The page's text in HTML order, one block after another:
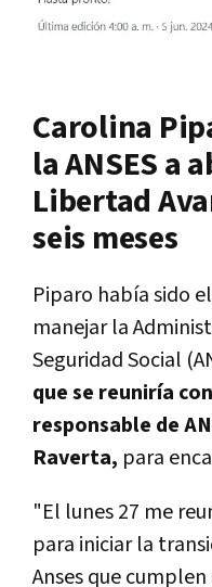
Carolina
la ANSES a
Libertad
seis meses
Piparo había sido
manejar la
Seguridad Social
que se reuniría
responsable de
Raverta, para
"El lunes 27 me
para iniciar la
Anses que